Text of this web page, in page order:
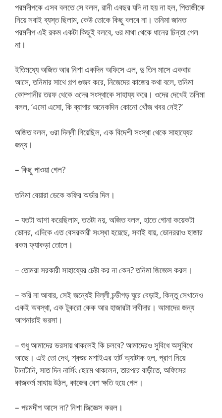
পরমদীপকে এসব বলতে সে বলল, রানী এবছর যদি না হয় না হল, পিতাজীকে
নিয়ে সবাই ব্যস্ত ছিলাম, কেউ তোকে কিছু বলবে না। তনিমা জানত
পরমদীপ এই রকম একটা কিছুই বলবে, ওর মাথা থেকে ধানের চিন্তা গেল
না।
ইতিমধ্যে অজিত আর নিশা একদিন অফিসে এল, দু তিন মাসে একবার
আসে, তনিমার সাথে গল্প গুজব করে, নিজেদের কাজের কথা বলে, তনিমা
কোম্পানীর তরফ থেকে ওদের সংস্থাকে সাহায্য করে। ওদের দেখেই তনিমা
বলল, ‘এসো এসো, কি ব্যাপার অনেকদিন কোনো খোঁজ খবর নেই?’
অজিত বলল, ওরা দিল্লী গিয়েছিল, এক বিদেশী সংস্থা থেকে সাহায্যের
জন্য।
– কিছু পাওয়া গেল?
তনিমা বেয়ারা ডেকে কফির অর্ডার দিল।
– যতটা আশা করেছিলাম, ততটা নয়, অজিত বলল, হাতে গোনা কয়েকটা
ডোনর, এদিকে এত বেসরকারী সংস্থা হয়েছে, সবাই যায়, ডোনররাও হাজার
রকম ফ্যাকড়া তোলে।
– তোমরা সরকারী সাহায্যের চেষ্টা কর না কেন? তনিমা জিজ্ঞেস করল।
– করি না আবার, সেই জন্যেই দিল্লী চন্ডীগড় ঘুরে বেড়াই, কিন্তু সেখানেও
একই অবস্থা, এক টুকরো কেক আর হাজারটা দাবীদার। আমাদের জন্য
আপনারাই ভরসা।
– শুধু আমাদের ভরসায় থাকলেই কি চলবে? আমাদেরও সুবিধে অসুবিধে
আছে। এই তো দেখ, শ্বশুর মশাইএর হার্ট অ্যাটাক হল, প্রাণ নিয়ে
টানাটানি, সাত দিন নার্সিং হোমে থাকলেন, তারপরে বাড়ীতে, অফিসের
কাজকর্ম মাথায় উঠল, কাজের বেশ ক্ষতি হয়ে গেল।
– পরমদীপ আসে না? নিশা জিজ্ঞেস করল।